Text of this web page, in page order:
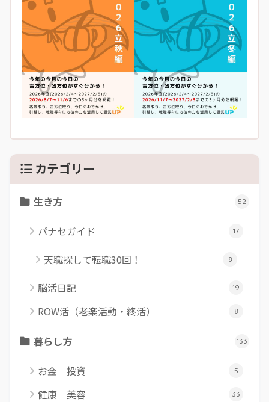
カテゴリー
生き方 52
パナセガイド 17
天職探して転職30回！ 8
脳活日記 19
ROW活（老楽活動・終活） 8
暮らし方 133
お金｜投資 5
健康｜美容 33